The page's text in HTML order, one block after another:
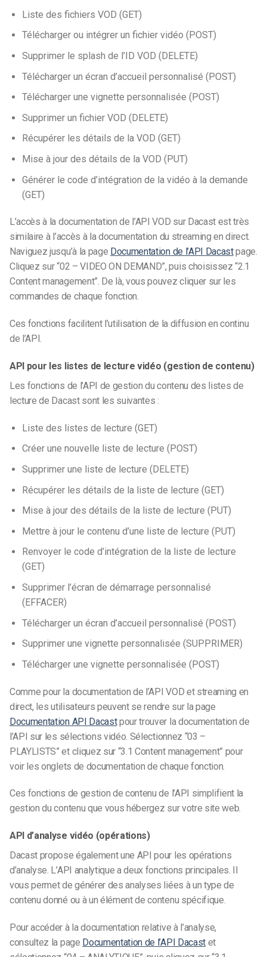
Liste des fichiers VOD (GET)
Télécharger ou intégrer un fichier vidéo (POST)
Supprimer le splash de l’ID VOD (DELETE)
Télécharger un écran d’accueil personnalisé (POST)
Télécharger une vignette personnalisée (POST)
Supprimer un fichier VOD (DELETE)
Récupérer les détails de la VOD (GET)
Mise à jour des détails de la VOD (PUT)
Générer le code d’intégration de la vidéo à la demande
(GET)
L’accès à la documentation de l’API VOD sur Dacast est très
similaire à l’accès à la documentation du streaming en direct.
Naviguez jusqu’à la page Documentation de l’API Dacastpage.
Cliquez sur “02 – VIDEO ON DEMAND”, puis choisissez “2.1
Content management”. De là, vous pouvez cliquer sur les
commandes de chaque fonction.
Ces fonctions facilitent l’utilisation de la diffusion en continu
de l’API.
API pour les listes de lecture vidéo (gestion de contenu)
Les fonctions de l’API de gestion du contenu des listes de
lecture de Dacast sont les suivantes :
Liste des listes de lecture (GET)
Créer une nouvelle liste de lecture (POST)
Supprimer une liste de lecture (DELETE)
Récupérer les détails de la liste de lecture (GET)
Mise à jour des détails de la liste de lecture (PUT)
Mettre à jour le contenu d’une liste de lecture (PUT)
Renvoyer le code d’intégration de la liste de lecture
(GET)
Supprimer l’écran de démarrage personnalisé
(EFFACER)
Télécharger un écran d’accueil personnalisé (POST)
Supprimer une vignette personnalisée (SUPPRIMER)
Télécharger une vignette personnalisée (POST)
Comme pour la documentation de l’API VOD et streaming en
direct, les utilisateurs peuvent se rendre sur la page
Documentation API Dacastpour trouver la documentation de
l’API sur les sélections vidéo. Sélectionnez “03 –
PLAYLISTS” et cliquez sur “3.1 Content management” pour
voir les onglets de documentation de chaque fonction.
Ces fonctions de gestion de contenu de l’API simplifient la
gestion du contenu que vous hébergez sur votre site web.
API d’analyse vidéo (opérations)
Dacast propose également une API pour les opérations
d’analyse. L’API analytique a deux fonctions principales. Il
vous permet de générer des analyses liées à un type de
contenu donné ou à un élément de contenu spécifique.
Pour accéder à la documentation relative à l’analyse,
consultez la page Documentation de l’API Dacastet